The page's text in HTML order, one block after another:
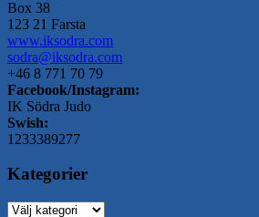
Box 38
123 21 Farsta
www.iksodra.com
sodra@iksodra.com
+46 8 771 70 79
Facebook/Instagram:
IK Södra Judo
Swish:
1233389277
Kategorier
Kategorier